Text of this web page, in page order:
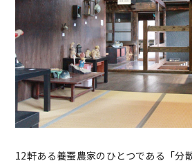
12軒ある養蚕農家のひとつである「分